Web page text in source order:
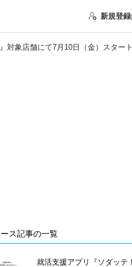
新規登録
対象店舗にて7月10日（金）スタート
ス記事の一覧
就活支援アプリ『ソダッテ